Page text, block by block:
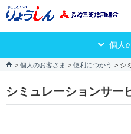
個人
個人のお客さま 便利につかう シ
シミュレーションサー